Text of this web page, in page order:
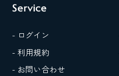
Service
- ログイン
- 利用規約
- お問い合わせ